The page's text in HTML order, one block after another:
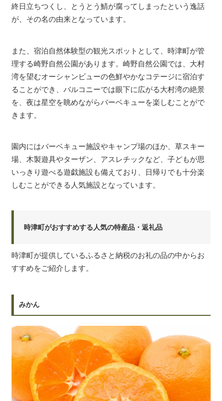
終日立ちつくし、とうとう鯖が腐ってしまったという逸話
が、その名の由来となっています。
また、宿泊自然体験型の観光スポットとして、時津町が管
理する崎野自然公園があります。崎野自然公園では、大村
湾を望むオーシャンビューの色鮮やかなコテージに宿泊す
ることができ、バルコニーでは眼下に広がる大村湾の絶景
を、夜は星空を眺めながらバーベキューを楽しむことがで
きます。
園内にはバーベキュー施設やキャンプ場のほか、草スキー
場、木製遊具やターザン、アスレチックなど、子どもが思
いっきり遊べる遊戯施設も備えており、日帰りでも十分楽
しむことができる人気施設となっています。
時津町がおすすめする人気の特産品・返礼品
時津町が提供しているふるさと納税のお礼の品の中からお
すすめをご紹介します。
みかん